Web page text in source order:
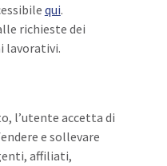
qui.
richieste dei
lavorativi.
l’utente accetta di
e sollevare
affiliati,